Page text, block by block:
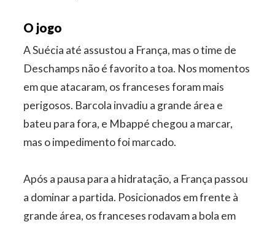
O jogo
A Suécia até assustou a França, mas o time de
Deschamps não é favorito a toa. Nos momentos
em que atacaram, os franceses foram mais
perigosos. Barcola invadiu a grande área e
bateu para fora, e Mbappé chegou a marcar,
mas o impedimento foi marcado.
Após a pausa para a hidratação, a França passou
a dominar a partida. Posicionados em frente à
grande área, os franceses rodavam a bola em